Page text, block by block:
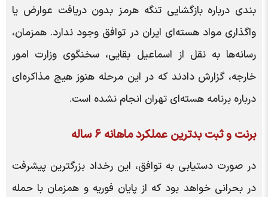
بندی درباره بازگشایی تنگه هرمز بدون دریافت عوارض یا
واگذاری مواد هسته‌ای ایران در توافق وجود ندارد. همزمان،
رسانه‌ها به نقل از اسماعیل بقایی، سخنگوی وزارت امور
خارجه، گزارش دادند که در این مرحله هنوز هیچ مذاکره‌ای
درباره برنامه هسته‌ای تهران انجام نشده است.
برنت و ثبت بدترین عملکرد ماهانه ۶ ساله
در صورت دستیابی به توافق، این رخداد بزرگترین پیشرفت
در بحرانی خواهد بود که از پایان فوریه و همزمان با حمله